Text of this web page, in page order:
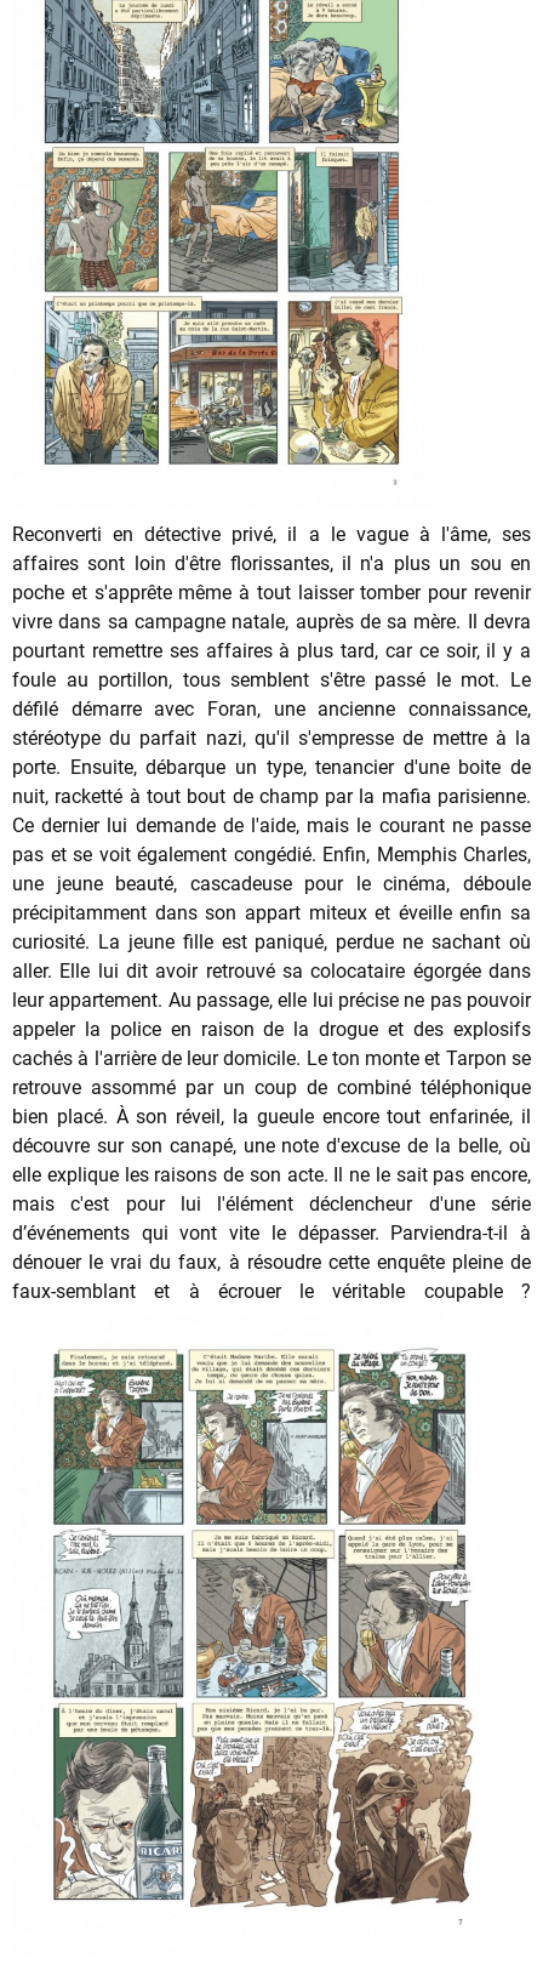
Reconverti en détective privé, il a le vague à l'âme, ses
affaires sont loin d'être florissantes, il n'a plus un sou en
poche et s'apprête même à tout laisser tomber pour revenir
vivre dans sa campagne natale, auprès de sa mère. Il devra
pourtant remettre ses affaires à plus tard, car ce soir, il y a
foule au portillon, tous semblent s'être passé le mot. Le
défilé démarre avec Foran, une ancienne connaissance,
stéréotype du parfait nazi, qu'il s'empresse de mettre à la
porte. Ensuite, débarque un type, tenancier d'une boite de
nuit, racketté à tout bout de champ par la mafia parisienne.
Ce dernier lui demande de l'aide, mais le courant ne passe
pas et se voit également congédié. Enfin, Memphis Charles,
une jeune beauté, cascadeuse pour le cinéma, déboule
précipitamment dans son appart miteux et éveille enfin sa
curiosité. La jeune fille est paniqué, perdue ne sachant où
aller. Elle lui dit avoir retrouvé sa colocataire égorgée dans
leur appartement. Au passage, elle lui précise ne pas pouvoir
appeler la police en raison de la drogue et des explosifs
cachés à l'arrière de leur domicile. Le ton monte et Tarpon se
retrouve assommé par un coup de combiné téléphonique
bien placé. À son réveil, la gueule encore tout enfarinée, il
découvre sur son canapé, une note d'excuse de la belle, où
elle explique les raisons de son acte. Il ne le sait pas encore,
mais c'est pour lui l'élément déclencheur d'une série
d’événements qui vont vite le dépasser. Parviendra-t-il à
dénouer le vrai du faux, à résoudre cette enquête pleine de
faux-semblant et à écrouer le véritable coupable ?